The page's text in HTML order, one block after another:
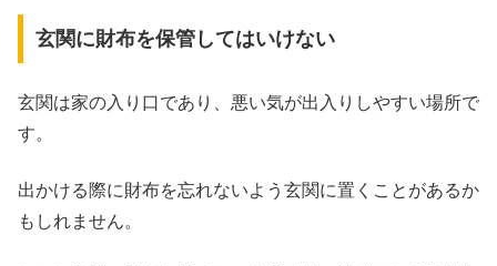
玄関に財布を保管してはいけない
玄関は家の入り口であり、悪い気が出入りしやすい場所で
す。
出かける際に財布を忘れないよう玄関に置くことがあるか
もしれません。